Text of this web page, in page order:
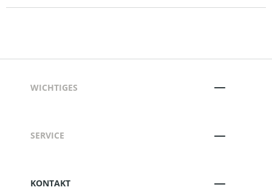
WICHTIGES
SERVICE
KONTAKT